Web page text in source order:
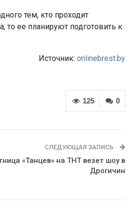
тем, кто проходит
то ее планируют подготовить к
Источник: onlinebrest.by
0
125
СЛЕДУЮЩАЯ ЗАПИСЬ
«Танцев» на ТНТ везет шоу в
Дрогичин